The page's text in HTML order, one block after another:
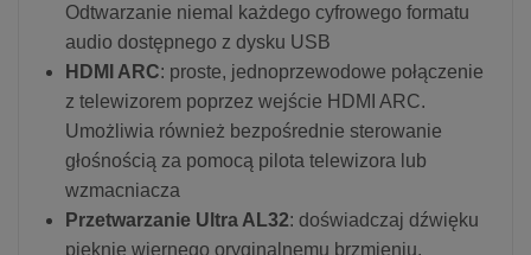
Odtwarzanie niemal każdego cyfrowego formatu
audio dostępnego z dysku USB
HDMI ARC: proste, jednoprzewodowe połączenie
z telewizorem poprzez wejście HDMI ARC.
Umożliwia również bezpośrednie sterowanie
głośnością za pomocą pilota telewizora lub
wzmacniacza
Przetwarzanie Ultra AL32: doświadczaj dźwięku
pięknie wiernego oryginalnemu brzmieniu.